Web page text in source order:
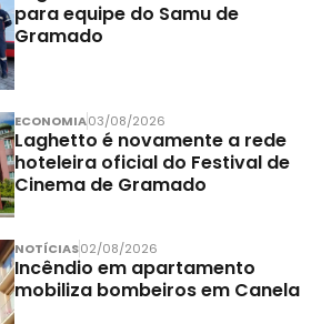
para equipe do Samu de
Gramado
ECONOMIA03/08/2026
Laghetto é novamente a rede
hoteleira oficial do Festival de
Cinema de Gramado
NOTÍCIAS02/08/2026
Incêndio em apartamento
mobiliza bombeiros em Canela